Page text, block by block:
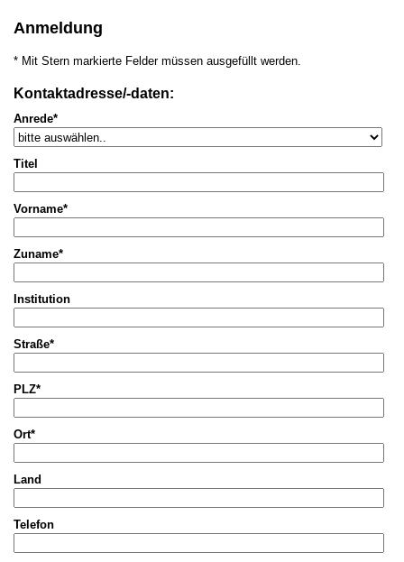
Anmeldung
* Mit Stern markierte Felder müssen ausgefüllt werden.
Kontaktadresse/-daten:
Anrede*
Titel
Vorname*
Zuname*
Institution
Straße*
PLZ*
Ort*
Land
Telefon